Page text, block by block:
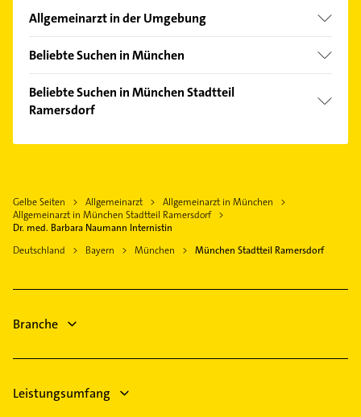
Allach
Am Hart
Aubing
Bogenhausen
Forstenried
Freimann
Hadern
Hasenbergl
Lehel
Allgemeinarzt in der Umgebung
Unterhaching
Haar Kreis München
Pullach im Isartal
Vaterstetten
Kirchheim bei München
Höhenkirchen-Siegertsbrunn
Beliebte Suchen in München
Heizung & Sanitär
Lüftungsanlagen
Logopädie
Gartenbau & Landschaftsbau
Immobilien
Beliebte Suchen in München Stadtteil
Ramersdorf
Rohrreinigung
Klempner
Gasinstallateur
Logopädie
Gelbe Seiten Allgemeinarzt
Allgemeinarzt in München
Allgemeinarzt in München Stadtteil Ramersdorf
Dr. med. Barbara Naumann Internistin
Deutschland
Bayern München München Stadtteil Ramersdorf
Branche
Leistungsumfang